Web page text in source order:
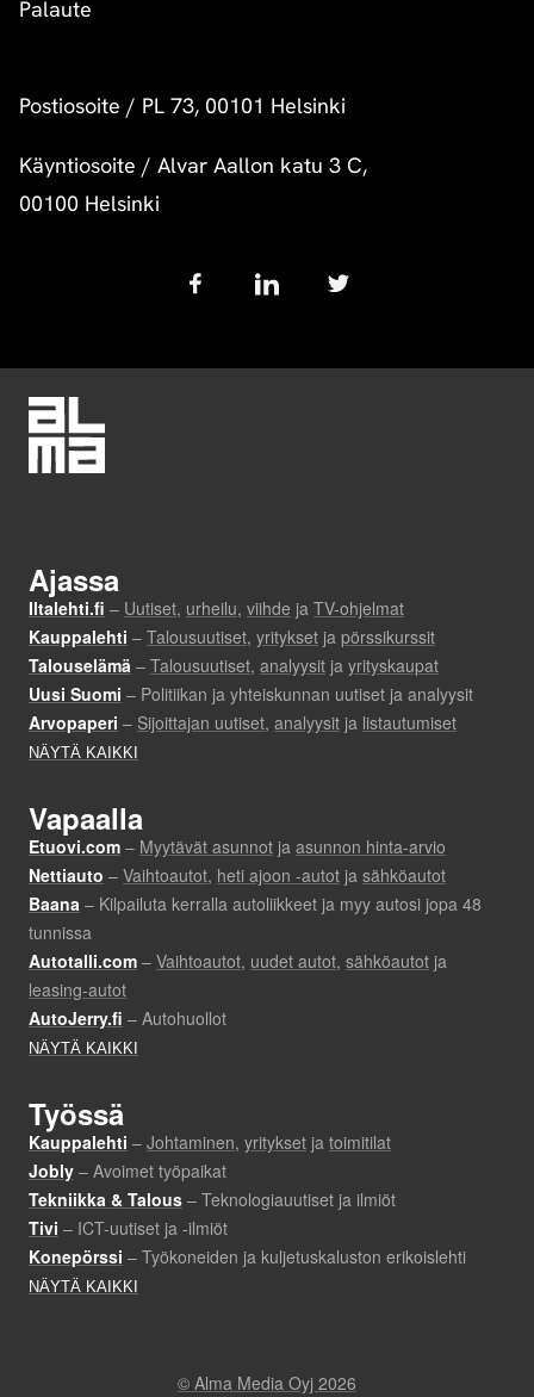
Palaute
Postiosoite / PL 73, 00101 Helsinki
Käyntiosoite / Alvar Aallon katu 3 C,
00100 Helsinki